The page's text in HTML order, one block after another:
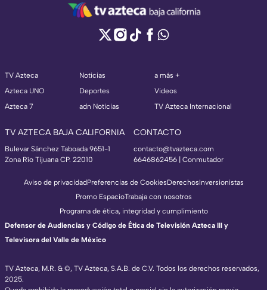
TV Azteca
Azteca UNO
Azteca 7
Noticias
Deportes
adn Noticias
a más +
Videos
TV Azteca Internacional
TV AZTECA BAJA CALIFORNIA
Bulevar Sánchez Taboada 9651-1
Zona Río Tijuana CP. 22010
CONTACTO
contacto@tvazteca.com
6646862456 | Conmutador
TV Azteca, M.R. & ©, TV Azteca, S.A.B. de C.V. Todos los derechos reservados,
2025.
Aviso de privacidadPreferencias de CookiesDerechosInversionistas
Promo EspacioTrabaja con nosotros
Programa de ética, integridad y cumplimiento
Defensor de Audiencias y Código de Ética de Televisión Azteca III y
Televisora del Valle de México